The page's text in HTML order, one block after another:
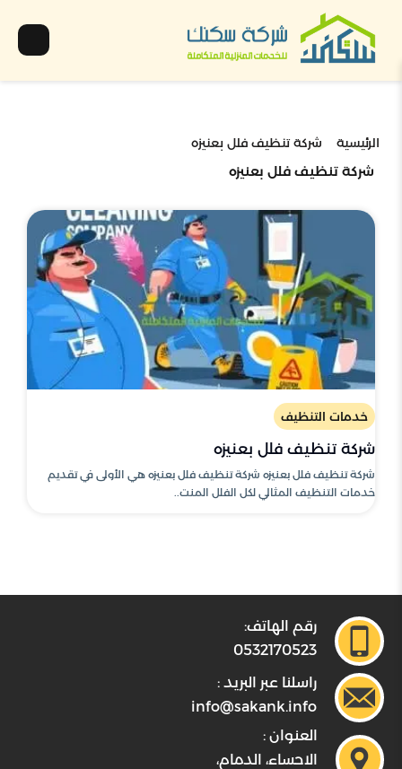
الرئيسية شركة تنظيف فلل بعنيزه
شركة تنظيف فلل بعنيزه
خدمات التنظيف
شركة تنظيف فلل بعنيزه
شركة تنظيف فلل بعنيزه شركة تنظيف فلل بعنيزه هي الأولى في تقديم
خدمات التنظيف المثالي لكل الفلل المنت..
رقم الهاتف:
0532170523
راسلنا عبر البريد :
info@sakank.info
العنوان :
الاحساء، الدمام،